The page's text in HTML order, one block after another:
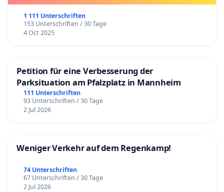
1 111 Unterschriften
153 Unterschriften / 30 Tage
4 Oct 2025
Petition für eine Verbesserung der
Parksituation am Pfalzplatz in Mannheim
111 Unterschriften
93 Unterschriften / 30 Tage
2 Jul 2026
Weniger Verkehr auf dem Regenkamp!
74 Unterschriften
67 Unterschriften / 30 Tage
2 Jul 2026